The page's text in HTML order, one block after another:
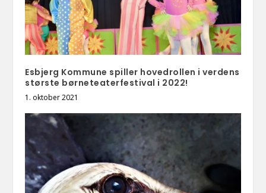
Esbjerg Kommune spiller hovedrollen i verdens
største børneteaterfestival i 2022!
1. oktober 2021